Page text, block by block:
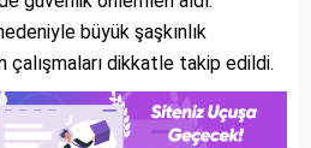
büyük şaşkınlık
çalışmaları dikkatle takip edildi.